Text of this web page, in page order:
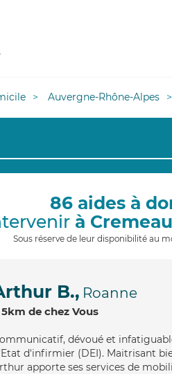
Auvergne-Rhône-Alpes
86 aides à
à
Sous réserve de leur disponibilité au
B., Roanne
de chez Vous
, dévoué et
d'infirmier (DEI). Maitrisant
apporte ses services de